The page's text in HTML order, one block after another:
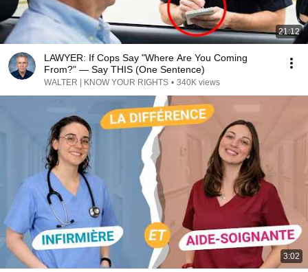
21:12
LAWYER: If Cops Say "Where Are You Coming
From?" — Say THIS (One Sentence)
WALTER | KNOW YOUR RIGHTS • 340K views
3:02